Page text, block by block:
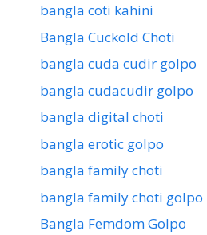
bangla coti kahini
Bangla Cuckold Choti
bangla cuda cudir golpo
bangla cudacudir golpo
bangla digital choti
bangla erotic golpo
bangla family choti
bangla family choti golpo
Bangla Femdom Golpo